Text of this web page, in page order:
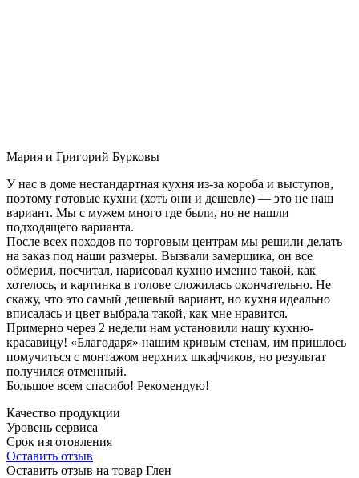
Мария и Григорий Бурковы
У нас в доме нестандартная кухня из-за короба и выступов,
поэтому готовые кухни (хоть они и дешевле) — это не наш
вариант. Мы с мужем много где были, но не нашли
подходящего варианта.
После всех походов по торговым центрам мы решили делать
на заказ под наши размеры. Вызвали замерщика, он все
обмерил, посчитал, нарисовал кухню именно такой, как
хотелось, и картинка в голове сложилась окончательно. Не
скажу, что это самый дешевый вариант, но кухня идеально
вписалась и цвет выбрала такой, как мне нравится.
Примерно через 2 недели нам установили нашу кухню-
красавицу! «Благодаря» нашим кривым стенам, им пришлось
помучиться с монтажом верхних шкафчиков, но результат
получился отменный.
Большое всем спасибо! Рекомендую!
Качество продукции
Уровень сервиса
Срок изготовления
Оставить отзыв
Оставить отзыв на товар Глен